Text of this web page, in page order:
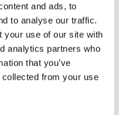
and ads, to
to analyse our traffic.
your use of our site with
analytics partners who
that you’ve
collected from your use